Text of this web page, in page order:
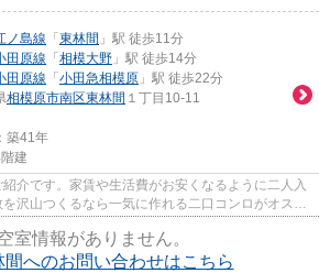
ノ島線 「 東林間 」駅 徒歩11分
田原線 「 相模大野 」駅 徒歩14分
田原線 「 小田急相模原 」駅 徒歩22分
相模原市南区東林間 １丁目10-11
築41年
建
介です。家賃や生活費がお安くなるように二人入
沢山つくるなら一気に作れる二口コンロがオスス
室情報がありません。
間へのお問い合わせはこちら